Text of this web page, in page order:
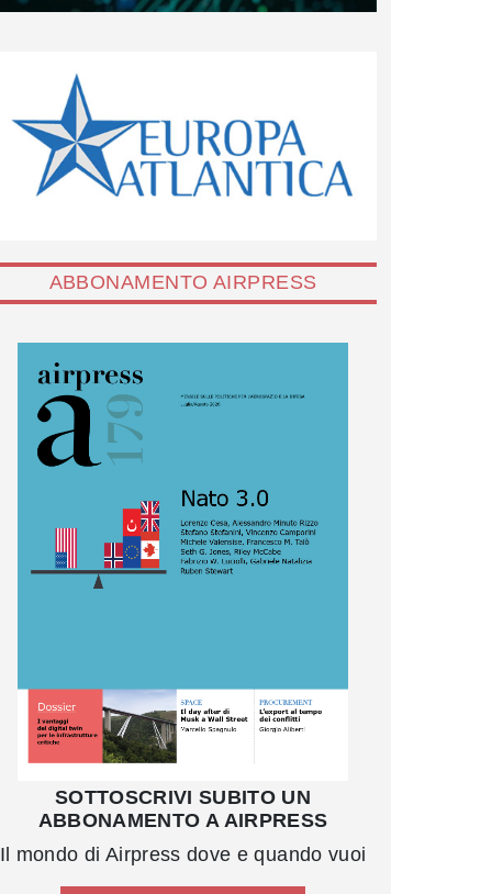
ABBONAMENTO AIRPRESS
SOTTOSCRIVI SUBITO UN
ABBONAMENTO A AIRPRESS
Il mondo di Airpress dove e quando vuoi